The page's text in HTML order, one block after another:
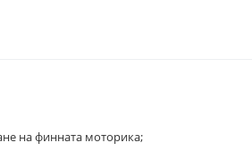
на финната моторика;